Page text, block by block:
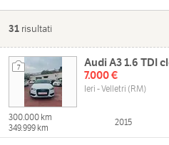
31 risultati
7
Audi A3 1.6 TDI
7.000 €
Ieri - Velletri (RM)
300.000 km
349.999 km
2015